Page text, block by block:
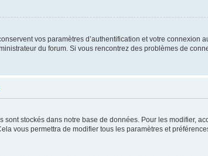
vos paramètres d’authentification et votre
du forum. Si vous rencontrez des problèmes de
sont stockés dans notre base de données. Pour les modifier,
vous permettra de modifier tous les paramètres et